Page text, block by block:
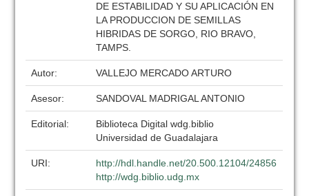
DE ESTABILIDAD Y SU APLICACIÓN EN
LA PRODUCCION DE SEMILLAS
HIBRIDAS DE SORGO, RIO BRAVO,
TAMPS.
Autor: VALLEJO MERCADO ARTURO
Asesor: SANDOVAL MADRIGAL ANTONIO
Editorial:
Biblioteca Digital wdg.biblio
Universidad de Guadalajara
URI:
http://hdl.handle.net/20.500.12104/24856
http://wdg.biblio.udg.mx